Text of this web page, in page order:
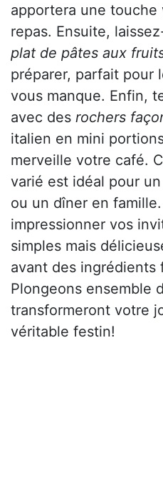
apportera une touche
repas. Ensuite,
plat de pâtes aux
préparer, parfait pour
vous manque. Enfin,
avec des rochers
italien en mini
merveille votre café.
varié est idéal pour
ou un dîner en
impressionner vos
simples mais
avant des ingrédients
Plongeons ensemble
transformeront votre
véritable festin!